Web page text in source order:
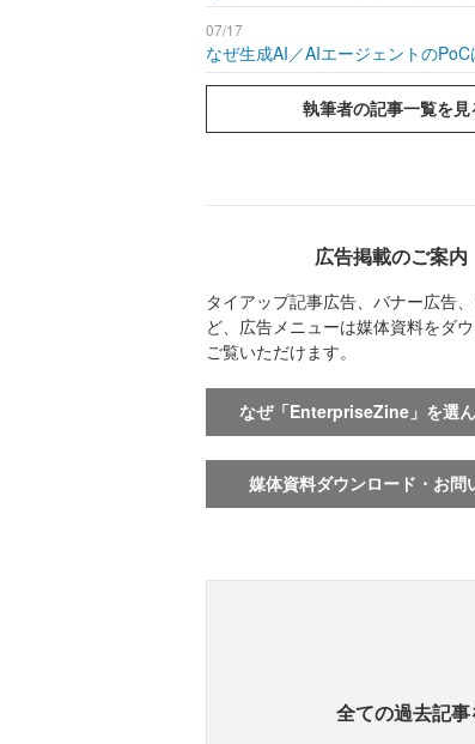
07/17
なぜ生成AI／AIエージェントの
執筆者の記事一覧を見
広告掲載のご案内
タイアップ記事広告、バナー広告
ど、広告メニューは媒体資料をダ
ご覧いただけます。
なぜ「EnterpriseZine」を選
媒体資料ダウンロード・お問
全ての過去記事